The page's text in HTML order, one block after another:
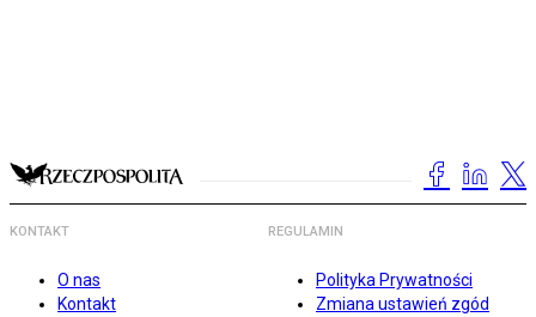
KONTAKT
O nas
Kontakt
REGULAMIN
Polityka Prywatności
Zmiana ustawień zgód